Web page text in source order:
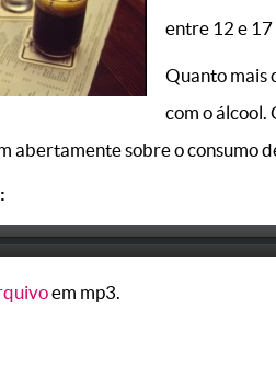
entre 12 e 17
Quanto mais
com o álcool.
abertamente sobre o consumo
em mp3.